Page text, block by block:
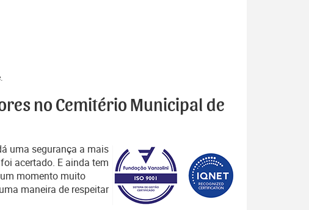
no Cemitério Municipal de
uma segurança a mais
acertado. E ainda tem
momento muito
maneira de respeitar